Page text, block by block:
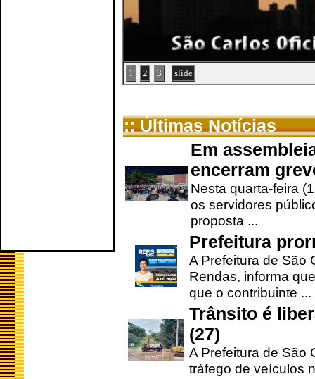
1 2 3 slide
:: Últimas Notícias
Em
encerram
Nesta quarta-feira
os servidores
proposta ...
Prefeitura
A Prefeitura de São
Rendas, informa
que o contribuinte ...
Trânsito é
(27)
A Prefeitura de São
tráfego de veículos